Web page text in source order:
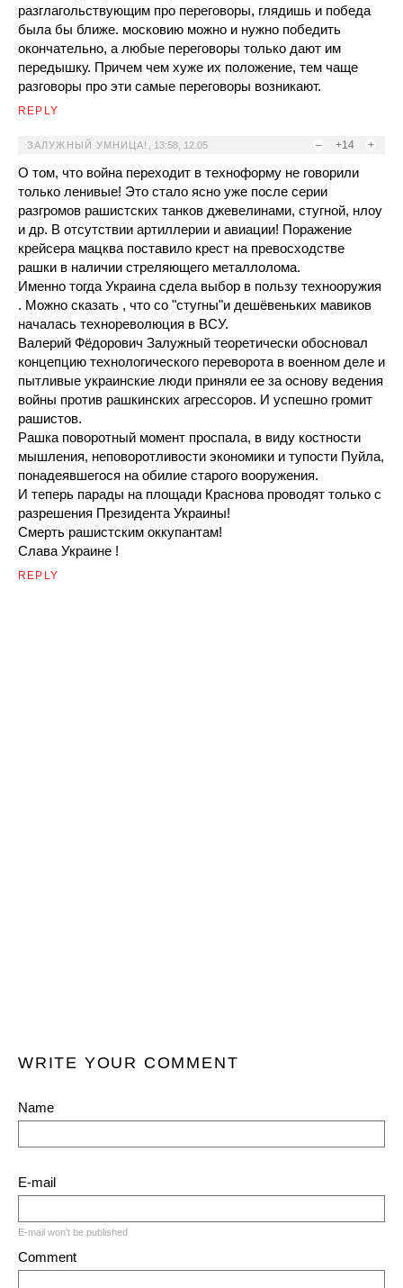
разглагольствующим про переговоры, глядишь и победа
была бы ближе. московию можно и нужно победить
окончательно, а любые переговоры только дают им
передышку. Причем чем хуже их положение, тем чаще
разговоры про эти самые переговоры возникают.
REPLY
– +14 +
ЗАЛУЖНЫЙ УМНИЦА! 13:58, 12.05
О том, что война переходит в техноформу не говорили
только ленивые! Это стало ясно уже после серии
разгромов рашистских танков джевелинами, стугной, нлоу
и др. В отсутствии артиллерии и авиации! Поражение
крейсера мацква поставило крест на превосходстве
рашки в наличии стреляющего металлолома.
Именно тогда Украина сдела выбор в пользу технооружия
. Можно сказать , что со "стугны"и дешёвеньких мавиков
началась технореволюция в ВСУ.
Валерий Фёдорович Залужный теоретически обосновал
концепцию технологического переворота в военном деле и
пытливые украинские люди приняли ее за основу ведения
войны против рашкинских агрессоров. И успешно громит
рашистов.
Рашка поворотный момент проспала, в виду костности
мышления, неповоротливости экономики и тупости Пуйла,
понадеявшегося на обилие старого вооружения.
И теперь парады на площади Краснова проводят только с
разрешения Президента Украины!
Смерть рашистским оккупантам!
Слава Украине !
REPLY
WRITE YOUR COMMENT
Name
E-mail
E-mail won't be published
Comment